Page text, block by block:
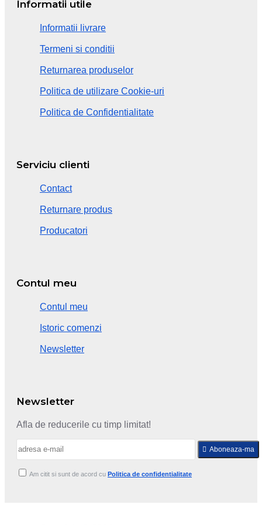
Informatii utile
Informatii livrare
Termeni si conditii
Returnarea produselor
Politica de utilizare Cookie-uri
Politica de Confidentialitate
Serviciu clienti
Contact
Returnare produs
Producatori
Contul meu
Contul meu
Istoric comenzi
Newsletter
Newsletter
Afla de reducerile cu timp limitat!
Aboneaza-ma
Am citit si sunt de acord cu Politica de confidentialitate